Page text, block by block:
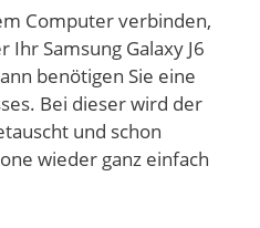
Computer verbinden,
Ihr Samsung Galaxy J6
benötigen Sie eine
Bei dieser wird der
und schon
wieder ganz einfach